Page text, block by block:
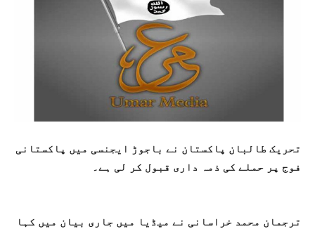
تحریک طالبان پاکستان نے باجوڑ ایجنسی میں پاکستانی
فوج پر حملے کی ذمہ داری قبول کر لی ہے۔
ترجمان محمد خراسانی نے میڈیا میں جاری بیان میں کہا